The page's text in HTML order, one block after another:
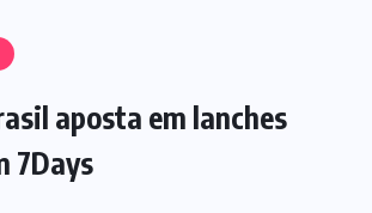
aposta em lanches
7Days